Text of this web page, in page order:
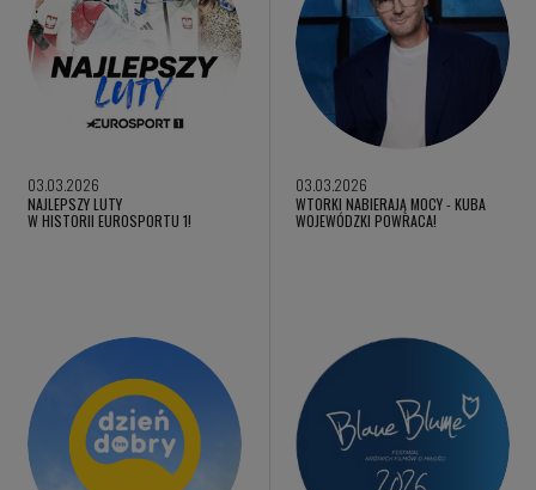
03.03.2026
NAJLEPSZY LUTY
W HISTORII EUROSPORTU 1!
03.03.2026
WTORKI NABIERAJĄ MOCY - KUBA
WOJEWÓDZKI POWRACA!